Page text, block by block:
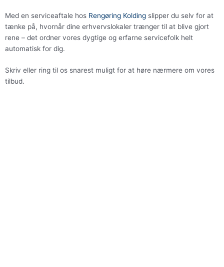
Med en serviceaftale hos Rengøring Kolding slipper du selv for at
tænke på, hvornår dine erhvervslokaler trænger til at blive gjort
rene – det ordner vores dygtige og erfarne servicefolk helt
automatisk for dig.
Skriv eller ring til os snarest muligt for at høre nærmere om vores
tilbud.